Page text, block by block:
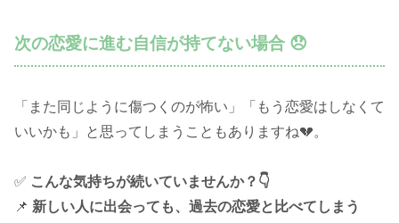
次の恋愛に進む自信が持てない場合 😞
「また同じように傷つくのが怖い」「もう恋愛はしなくて
いいかも」と思ってしまうこともありますね💔。
✅ こんな気持ちが続いていませんか？👇
📌 新しい人に出会っても、過去の恋愛と比べてしまう